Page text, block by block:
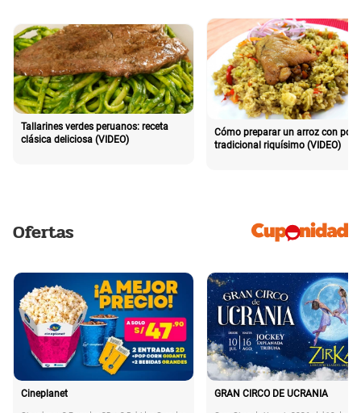
Tallarines verdes peruanos: receta
clásica deliciosa (VIDEO)
Cómo preparar un arroz con pollo
tradicional riquísimo (VIDEO)
Ofertas
Cineplanet GRAN CIRCO DE UCRANIA